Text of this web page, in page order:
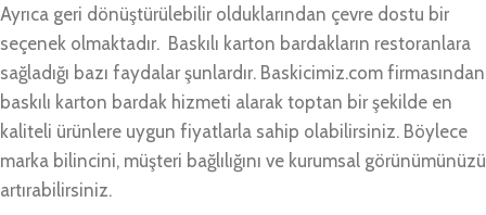
Ayrıca geri dönüştürülebilir olduklarından çevre dostu bir
seçenek olmaktadır. Baskılı karton bardakların restoranlara
sağladığı bazı faydalar şunlardır. Baskicimiz.com firmasından
baskılı karton bardak hizmeti alarak toptan bir şekilde en
kaliteli ürünlere uygun fiyatlarla sahip olabilirsiniz. Böylece
marka bilincini, müşteri bağlılığını ve kurumsal görünümünüzü
artırabilirsiniz.